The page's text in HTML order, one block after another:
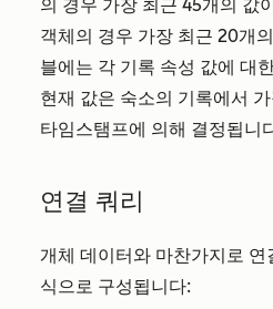
의 경우 가장 최근 45개의 값
객체의 경우 가장 최근 20개
블에는 각 기록 속성 값에 대
현재 값은 숙소의 기록에서
타임스탬프에 의해 결정됩니
연결 쿼리
개체 데이터와 마찬가지로
식으로 구성됩니다: